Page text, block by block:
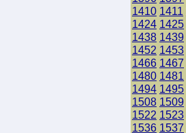
1410 1411
1424 1425
1438 1439
1452 1453
1466 1467
1480 1481
1494 1495
1508 1509
1522 1523
1536 1537